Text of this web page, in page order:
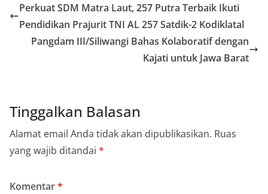
Perkuat SDM Matra Laut, 257 Putra Terbaik Ikuti
Pendidikan Prajurit TNI AL 257 Satdik-2 Kodiklatal
Pangdam III/Siliwangi Bahas Kolaboratif dengan
Kajati untuk Jawa Barat
Tinggalkan Balasan
Alamat email Anda tidak akan dipublikasikan. Ruas
yang wajib ditandai *
Komentar*